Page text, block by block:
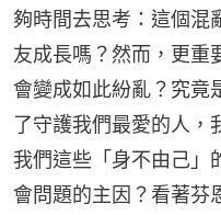
夠時間去思考：這個混
友成長嗎？然而，更重
會變成如此紛亂？究竟
了守護我們最愛的人，
我們這些「身不由己」
會問題的主因？看著芬